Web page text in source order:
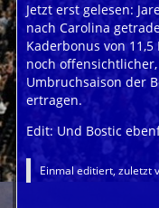
Jetzt erst gelesen:
nach Carolina
Kaderbonus von
noch
Umbruchsaison der
ertragen.
Edit: Und Bostic
Einmal editiert, zuletzt